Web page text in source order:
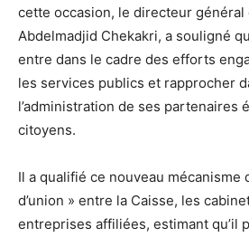
cette occasion, le directeur général
Abdelmadjid Chekakri, a souligné
entre dans le cadre des efforts
les services publics et rapprocher
l’administration de ses partenaires
citoyens.
Il a qualifié ce nouveau mécanisme
d’union » entre la Caisse, les
entreprises affiliées, estimant qu’il